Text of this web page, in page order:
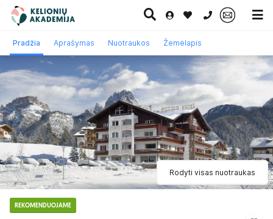
0 700 11007
minutė
Pažintinės
kelionės
Egzotinės
kelionės
Rodyti visas nuotraukas
REKOMENDUOJAME
Pradžia Aprašymas Nuotraukos Žemėlapis